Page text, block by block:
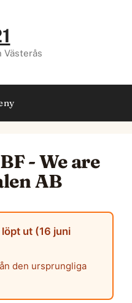
Västerås
- We are
AB
ut (16 juni
den ursprungliga